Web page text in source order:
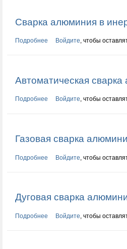
Сварка алюминия в
Подробнее о Сварка алюминия в
Войдите, чтобы
Автоматическая
Подробнее о Автоматическая сварка
Войдите, чтобы
Газовая сварка
Подробнее о Газовая сварка
Войдите , чтобы
Дуговая сварка
Подробнее о Дуговая сварка алюминия
Войдите, чтобы